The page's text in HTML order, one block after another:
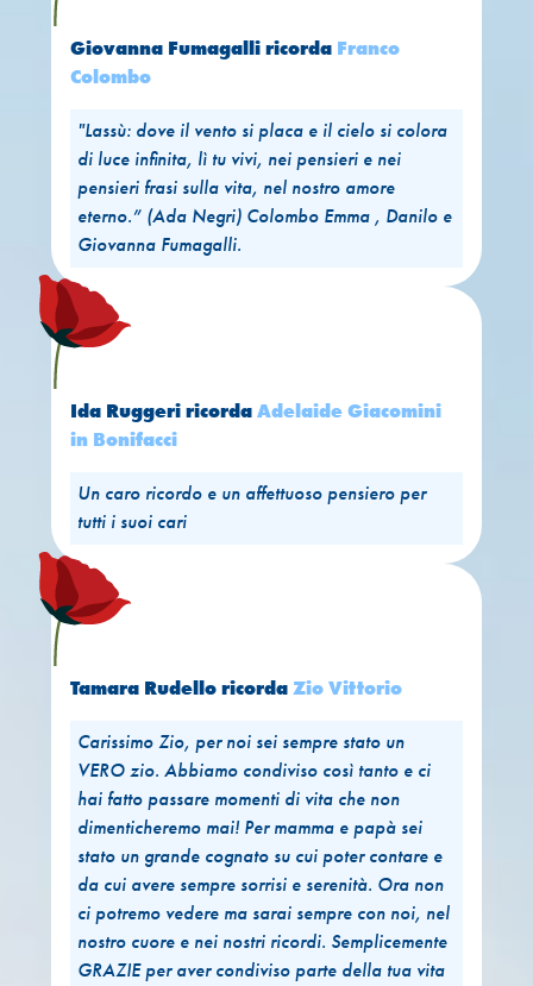
Giovanna Fumagalli ricorda Franco
Colombo
"Lassù: dove il vento si placa e il cielo si colora
di luce infinita, lì tu vivi, nei pensieri e nei
pensieri frasi sulla vita, nel nostro amore
eterno.” (Ada Negri) Colombo Emma , Danilo e
Giovanna Fumagalli.
Ida Ruggeri ricorda Adelaide Giacomini
in Bonifacci
Un caro ricordo e un affettuoso pensiero per
tutti i suoi cari
Tamara Rudello ricorda Zio Vittorio
Carissimo Zio, per noi sei sempre stato un
VERO zio. Abbiamo condiviso così tanto e ci
hai fatto passare momenti di vita che non
dimenticheremo mai! Per mamma e papà sei
stato un grande cognato su cui poter contare e
da cui avere sempre sorrisi e serenità. Ora non
ci potremo vedere ma sarai sempre con noi, nel
nostro cuore e nei nostri ricordi. Semplicemente
GRAZIE per aver condiviso parte della tua vita